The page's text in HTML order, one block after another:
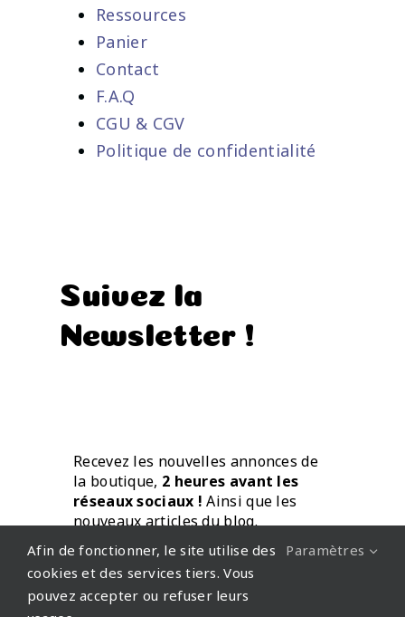
Ressources
Panier
Contact
F.A.Q
CGU & CGV
Politique de confidentialité
Suivez la
Newsletter !
Recevez les nouvelles annonces de
la boutique, 2 heures avant les
réseaux sociaux ! Ainsi que les
nouveaux articles du blog.
Directement par mail.
Afin de fonctionner, le site utilise des
cookies et des services tiers. Vous
pouvez accepter ou refuser leurs
Paramètres